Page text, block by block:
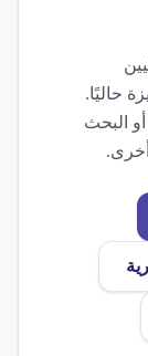
حاليًا.
أو البحث